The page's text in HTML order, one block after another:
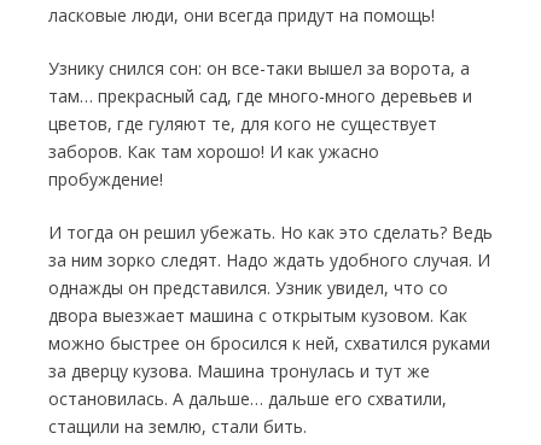
ласковые люди, они всегда при­дут на помощь!
Узнику снился сон: он все-таки вышел за ворота, а
там… прекрасный сад, где много-­много деревьев и
цветов, где гуляют те, для кого не существует
заборов. Как там хоро­шо! И как ужасно
пробуждение!
И тогда он решил убежать. Но как это сде­лать? Ведь
за ним зорко следят. Надо ждать удобного случая. И
однажды он представился. Узник увидел, что со
двора выезжает машина с открытым кузовом. Как
можно быстрее он бросился к ней, схватился руками
за дверцу кузова. Ма­шина тронулась и тут же
остановилась. А дальше… дальше его схватили,
стащили на землю, стали бить.